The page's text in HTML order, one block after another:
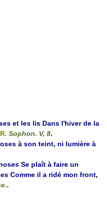
et les lis Dans l'hiver de la
Sophon. V, 8.
à son teint, ni lumière à
Se plaît à faire un
Comme il a ridé mon front,
.